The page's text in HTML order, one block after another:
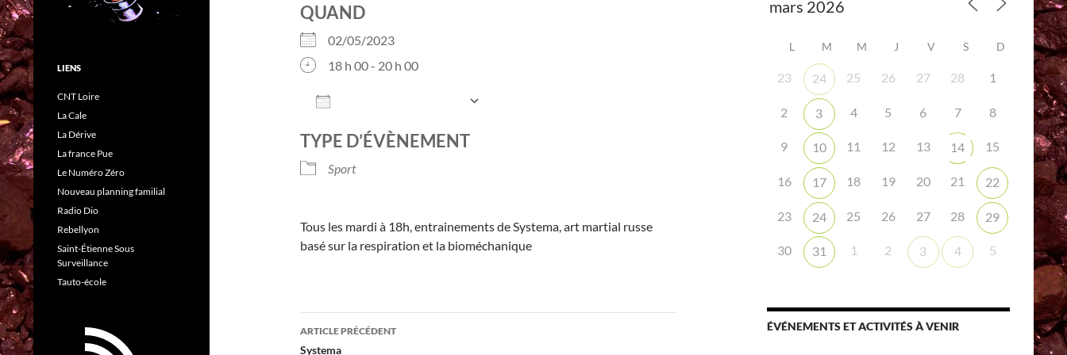
QUAND
02/05/2023
18 h 00 - 20 h 00
iCalendar Office 365
TYPE D’ÉVÈNEMENT
Sport
Tous les mardi à 18h, entrainements de Systema, art martial russe
basé sur la respiration et la bioméchanique
Navigation
ARTICLE PRÉCÉDENT
Systema
L M M J V S D
23 24 25 26 27 28 1
2 3 4 5 6 7 8
9 10 11 12 13 14 15
16 17 18 19 20 21 22
23 24 25 26 27 28 29
30 31 1 2 3 4 5
ÉVÉNEMENTS ET ACTIVITÉS À VENIR
LIENS
CNT Loire
La Cale
La Dérive
La france Pue
Le Numéro Zéro
Nouveau planning familial
Radio Dio
Rebellyon
Saint-Étienne Sous
Surveillance
Tauto-école